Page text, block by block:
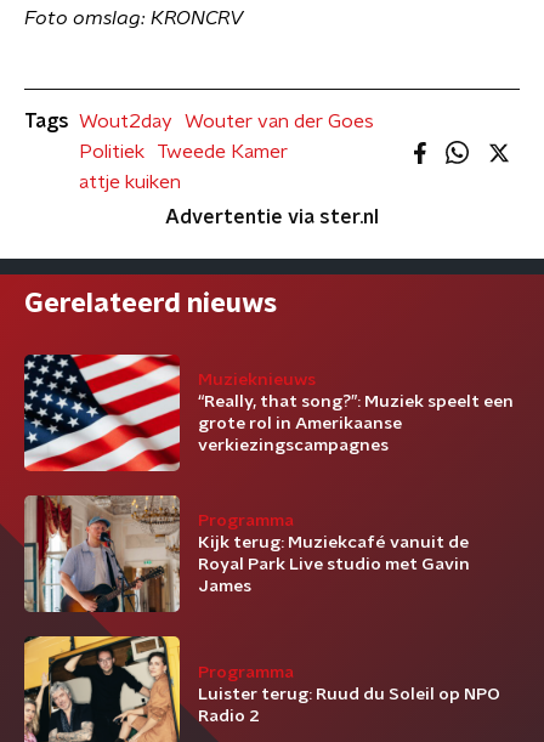
Foto omslag: KRONCRV
Tags Wout2day
Wouter van der Goes
Politiek
Tweede Kamer
attje kuiken
Advertentie via ster.nl
Gerelateerd nieuws
Muzieknieuws
“Really, that song?”: Muziek speelt een
grote rol in Amerikaanse
verkiezingscampagnes
Programma
Kijk terug: Muziekcafé vanuit de
Royal Park Live studio met Gavin
James
Programma
Luister terug: Ruud du Soleil op NPO
Radio 2